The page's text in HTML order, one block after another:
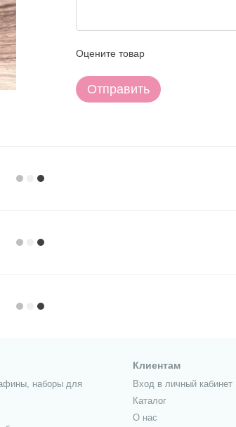
Оцените товар
Отправить
наборы для
Клиентам
Вход в личный кабинет
Каталог
О нас